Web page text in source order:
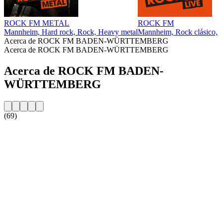
ROCK FM METAL
Mannheim, Hard rock, Rock, Heavy metal
ROCK FM
Mannheim, Rock clásico,
Acerca de ROCK FM BADEN-WÜRTTEMBERG
Acerca de ROCK FM BADEN-WÜRTTEMBERG
Acerca de ROCK FM BADEN-
WÜRTTEMBERG
(69)